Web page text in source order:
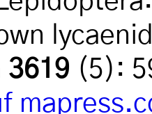
3619 (5):